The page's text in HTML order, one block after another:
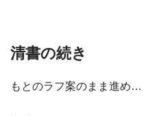
清書の続き
もとのラフ案のまま進め…